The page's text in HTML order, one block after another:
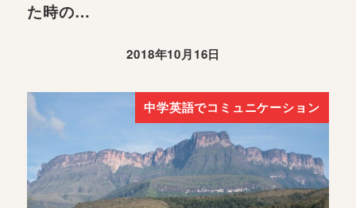
た時の…
2018年10月16日
中学英語でコミュニケーション